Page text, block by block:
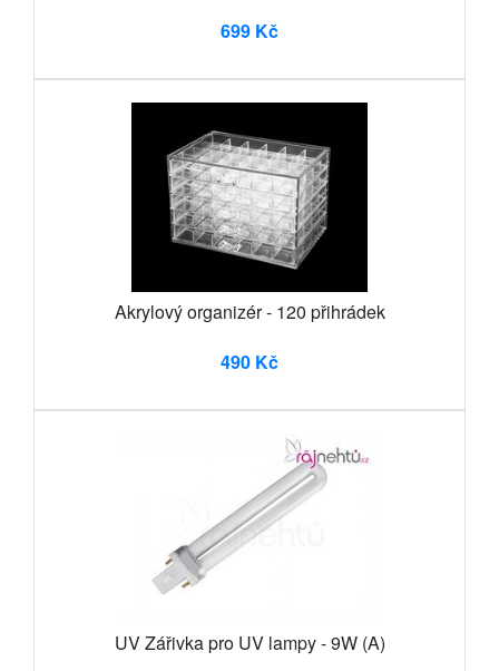
699 Kč
Akrylový organizér - 120 přihrádek
490 Kč
UV Zářivka pro UV lampy - 9W (A)